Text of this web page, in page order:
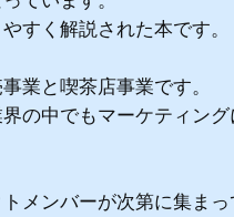
すく解説された本です。
業と喫茶店事業です。
の中でもマーケティン
メンバーが次第に集まっ